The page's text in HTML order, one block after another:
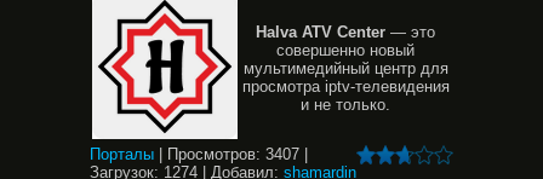
Halva ATV Center — это
совершенно новый
мультимедийный центр для
просмотра iptv-телевидения
и не только.
Порталы Просмотров: 3407
Загрузок: 1274 Добавил: shamardin